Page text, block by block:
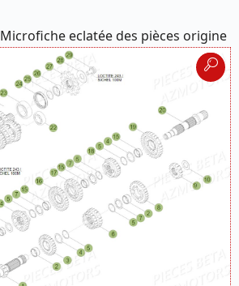
Microfiche eclatée des pièces origine